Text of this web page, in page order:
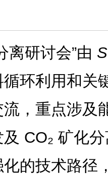
离研讨会”由
环利用和关
，重点涉及
CO₂ 矿化
的技术路径